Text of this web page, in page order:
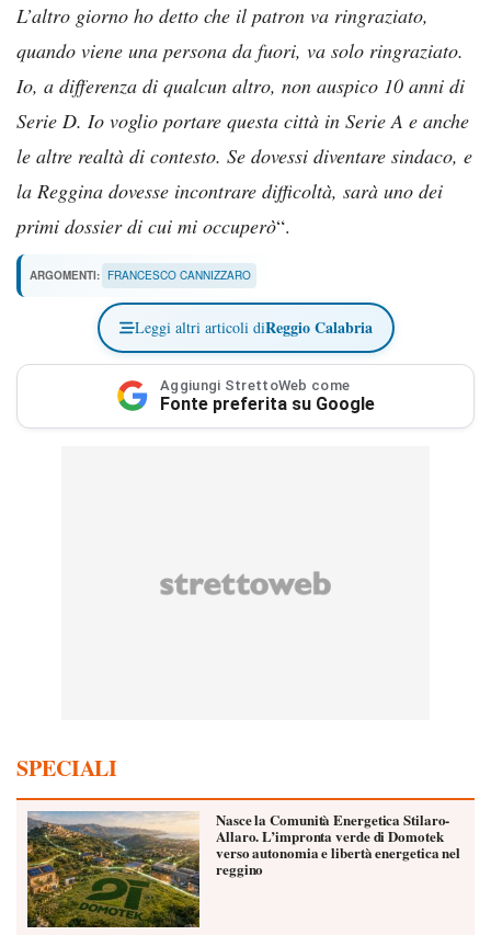
L’altro giorno ho detto che il patron va ringraziato,
quando viene una persona da fuori, va solo ringraziato.
Io, a differenza di qualcun altro, non auspico 10 anni di
Serie D. Io voglio portare questa città in Serie A e anche
le altre realtà di contesto. Se dovessi diventare sindaco, e
la Reggina dovesse incontrare difficoltà, sarà uno dei
primi dossier di cui mi occuperò“.
ARGOMENTI: FRANCESCO CANNIZZARO
Leggi altri articoli diReggio Calabria
Aggiungi StrettoWeb come
Fonte preferita su Google
SPECIALI
Nasce la Comunità Energetica Stilaro-
Allaro. L’impronta verde di Domotek
verso autonomia e libertà energetica nel
reggino